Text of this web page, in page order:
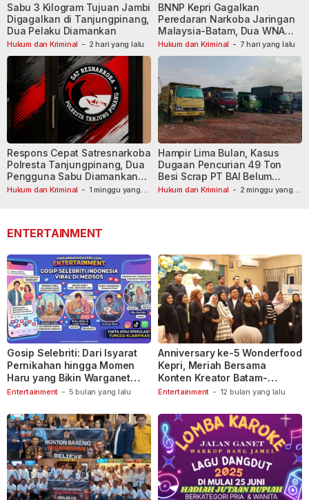
Hukum dan Kriminal - 2 hari yang lalu
Sabu 3 Kilogram Tujuan Jambi
Digagalkan di Tanjungpinang,
Dua Pelaku Diamankan
Hukum dan Kriminal - 7 hari yang lalu
BNNP Kepri Gagalkan
Peredaran Narkoba Jaringan
Malaysia-Batam, Dua WNA
Masih Diburu
Hukum dan Kriminal - 1 minggu yang
Respons Cepat Satresnarkoba
Polresta Tanjungpinang, Dua
Pengguna Sabu Diamankan
Usai Dilaporkan ke Call Center
Hukum dan Kriminal - 2 minggu yang
Hampir Lima Bulan, Kasus
Dugaan Pencurian 49 Ton
Besi Scrap PT BAI Belum
Tetapkan Tersangka
ENTERTAINMENT
Entertainment - 5 bulan yang lalu
Gosip Selebriti: Dari Isyarat
Pernikahan hingga Momen
Haru yang Bikin Warganet
Berspekulasi
Entertainment - 12 bulan yang lalu
Anniversary ke-5 Wonderfood
Kepri, Meriah Bersama
Konten Kreator Batam-
Tanjungpinang